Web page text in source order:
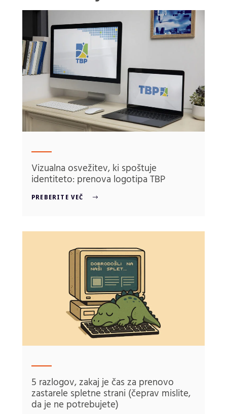
Vizualna osvežitev, ki spoštuje
identiteto: prenova logotipa TBP
PREBERITE VEČ
5 razlogov, zakaj je čas za prenovo
zastarele spletne strani (čeprav mislite,
da je ne potrebujete)